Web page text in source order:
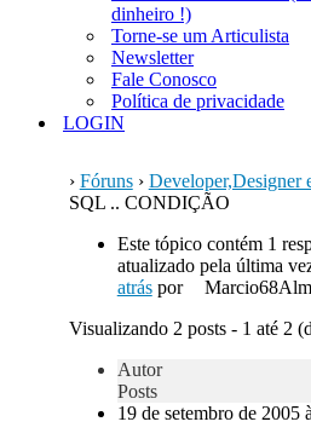
dinheiro !)
Torne-se um Articulista
Newsletter
Fale Conosco
Política de privacidade
LOGIN
› Fóruns › Developer,Designer
SQL .. CONDIÇÃO
Este tópico contém 1
atualizado pela última
atráspor
Visualizando 2 posts - 1 até 2
Autor
Posts
19 de setembro de 2005